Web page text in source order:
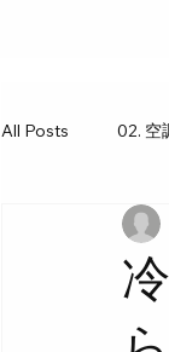
All Posts 02. 空
03. 工具・ギア